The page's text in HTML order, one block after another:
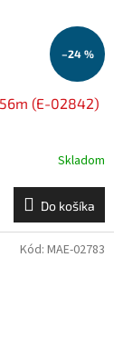
–24 %
(E-02842)
Skladom
Do košíka
Kód: MAE-02783